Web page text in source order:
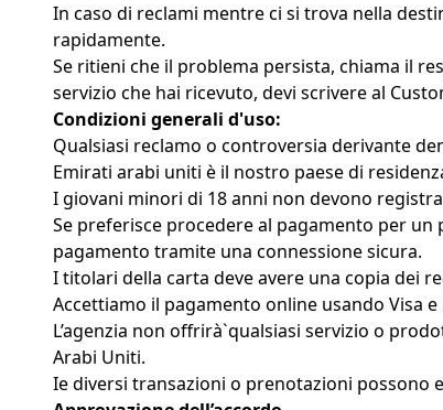
In caso di reclami mentre ci si trova nella
rapidamente.
Se ritieni che il problema persista, chiama il
servizio che hai ricevuto, devi scrivere al
Condizioni generali d'uso:
Qualsiasi reclamo o controversia derivante
Emirati arabi uniti è il nostro paese di
I giovani minori di 18 anni non devono
Se preferisce procedere al pagamento per
pagamento tramite una connessione sicura.
I titolari della carta deve avere una copia dei
Accettiamo il pagamento online usando Visa e
L’agenzia non offrirà`qualsiasi servizio o
Arabi Uniti.
Ie diversi transazioni o prenotazioni